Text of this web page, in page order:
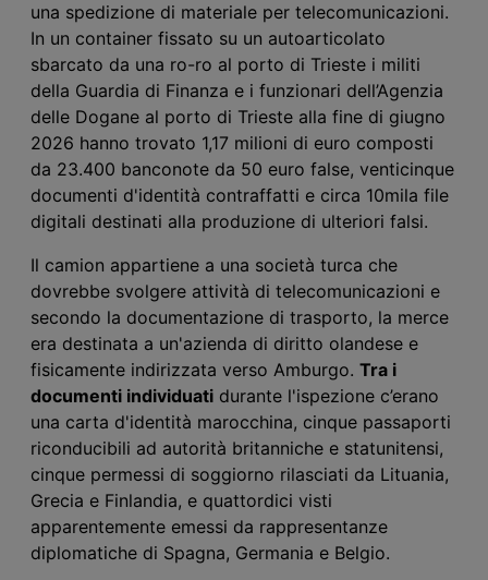
una spedizione di materiale per telecomunicazioni.
In un container fissato su un autoarticolato
sbarcato da una ro-ro al porto di Trieste i militi
della Guardia di Finanza e i funzionari dell’Agenzia
delle Dogane al porto di Trieste alla fine di giugno
2026 hanno trovato 1,17 milioni di euro composti
da 23.400 banconote da 50 euro false, venticinque
documenti d'identità contraffatti e circa 10mila file
digitali destinati alla produzione di ulteriori falsi.
Il camion appartiene a una società turca che
dovrebbe svolgere attività di telecomunicazioni e
secondo la documentazione di trasporto, la merce
era destinata a un'azienda di diritto olandese e
fisicamente indirizzata verso Amburgo. Tra i
documenti individuati durante l'ispezione c’erano
una carta d'identità marocchina, cinque passaporti
riconducibili ad autorità britanniche e statunitensi,
cinque permessi di soggiorno rilasciati da Lituania,
Grecia e Finlandia, e quattordici visti
apparentemente emessi da rappresentanze
diplomatiche di Spagna, Germania e Belgio.